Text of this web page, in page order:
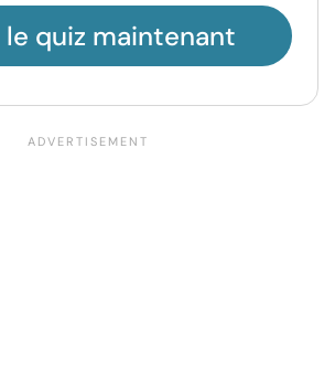
le quiz maintenant